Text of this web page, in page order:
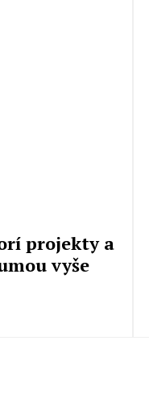
projekty a
vyše